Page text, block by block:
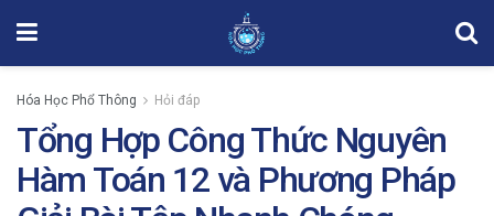
Hóa Học Phổ Thông Hỏi đáp
Tổng Hợp Công Thức Nguyên
Hàm Toán 12 và Phương Pháp